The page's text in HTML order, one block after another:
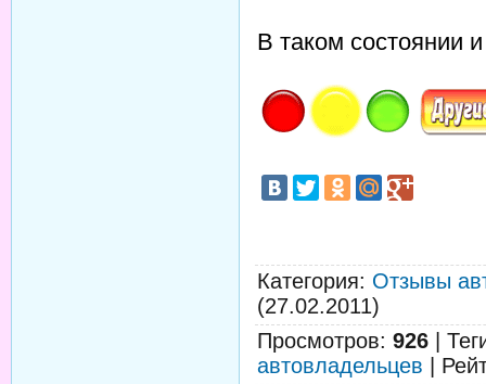
В таком состоянии
Категория: Отзывы
(27.02.2011)
Просмотров: 926
автовладельцев